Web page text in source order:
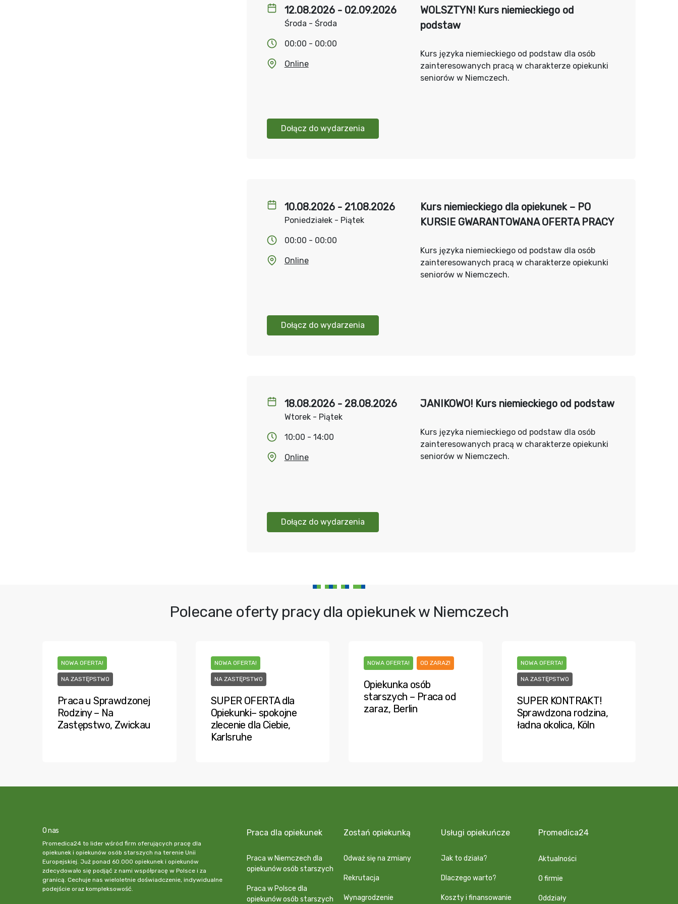
12.08.2026 - 02.09.2026
Środa - Środa
00:00 - 00:00
Online
Dołącz do wydarzenia
WOLSZTYN! Kurs niemieckiego od
podstaw
Kurs języka niemieckiego od podstaw dla osób
zainteresowanych pracą w charakterze opiekunki
seniorów w Niemczech.
10.08.2026 - 21.08.2026
Poniedziałek - Piątek
00:00 - 00:00
Online
Dołącz do wydarzenia
Kurs niemieckiego dla opiekunek – PO
KURSIE GWARANTOWANA OFERTA PRACY
Kurs języka niemieckiego od podstaw dla osób
zainteresowanych pracą w charakterze opiekunki
seniorów w Niemczech.
18.08.2026 - 28.08.2026
Wtorek - Piątek
10:00 - 14:00
Online
Dołącz do wydarzenia
JANIKOWO! Kurs niemieckiego od podstaw
Kurs języka niemieckiego od podstaw dla osób
zainteresowanych pracą w charakterze opiekunki
seniorów w Niemczech.
Polecane oferty pracy dla opiekunek w Niemczech
NOWA OFERTA!
NA ZASTĘPSTWO
Praca u Sprawdzonej
Rodziny – Na
Zastępstwo, Zwickau
NOWA OFERTA!
NA ZASTĘPSTWO
SUPER OFERTA dla
Opiekunki– spokojne
zlecenie dla Ciebie,
Karlsruhe
NOWA OFERTA! OD ZARAZ!
Opiekunka osób
starszych – Praca od
zaraz, Berlin
NOWA OFERTA!
NA ZASTĘPSTWO
SUPER KONTRAKT!
Sprawdzona rodzina,
ładna okolica, Köln
O nas
Promedica24 to lider wśród firm oferujących pracę dla
opiekunek i opiekunów osób starszych na terenie Unii
Europejskiej. Już ponad 60.000 opiekunek i opiekunów
zdecydowało się podjąć z nami współpracę w Polsce i za
granicą. Cechuje nas wieloletnie doświadczenie, indywidualne
podejście oraz kompleksowość.
Praca dla opiekunek
Praca w Niemczech dla
opiekunów osób starszych
Praca w Polsce dla
opiekunów osób starszych
Zostań opiekunką
Odważ się na zmiany
Rekrutacja
Wynagrodzenie
Usługi opiekuńcze
Jak to działa?
Dlaczego warto?
Koszty i finansowanie
Promedica24
Aktualności
O firmie
Oddziały